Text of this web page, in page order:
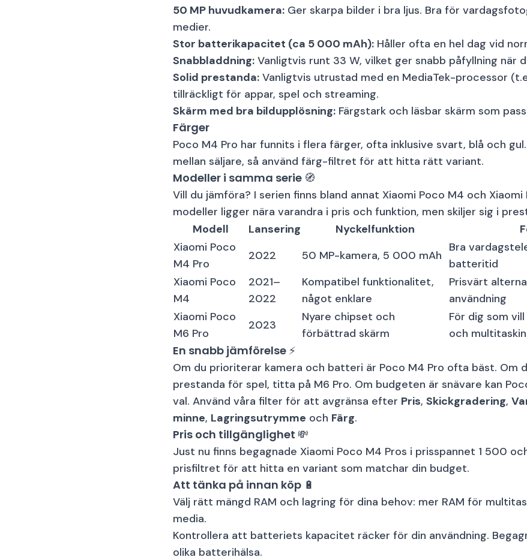
50 MP huvudkamera: Ger skarpa bilder i bra ljus. Bra för
medier.
Stor batterikapacitet (ca 5 000 mAh): Håller ofta en hel dag vid
Snabbladdning: Vanligtvis runt 33 W, vilket ger snabb påfyllning när
Solid prestanda: Vanligtvis utrustad med en MediaTek-processor
tillräckligt för appar, spel och streaming.
Skärm med bra bildupplösning: Färgstark och läsbar skärm som
Färger
Poco M4 Pro har funnits i flera färger, ofta inklusive svart, blå och
mellan säljare, så använd färg-filtret för att hitta rätt variant.
Modeller i samma serie 🧭
Vill du jämföra? I serien finns bland annat Xiaomi Poco M4 och Xiaomi
modeller ligger nära varandra i pris och funktion, men skiljer sig i
Modell
Lansering Nyckelfunktion
Xiaomi Poco
M4 Pro
2022 50 MP-kamera, 5 000 mAh
Bra
batteritid
Xiaomi Poco
M4
2021–
2022
Kompatibel funktionalitet,
något enklare
Prisvärt
användning
Xiaomi Poco
M6 Pro
2023
Nyare chipset och
förbättrad skärm
För dig som
och
En snabb jämförelse ⚡
Om du prioriterar kamera och batteri är Poco M4 Pro ofta bäst. Om
prestanda för spel, titta på M6 Pro. Om budgeten är snävare kan
val. Använd våra filter för att avgränsa efter Pris, Skickgradering,
minne, Lagringsutrymme och Färg.
Pris och tillgänglighet 💸
Just nu finns begagnade Xiaomi Poco M4 Pros i prisspannet 1 500
prisfiltret för att hitta en variant som matchar din budget.
Att tänka på innan köp 🔋
Välj rätt mängd RAM och lagring för dina behov: mer RAM för
media.
Kontrollera att batteriets kapacitet räcker för din användning.
olika batterihälsa.